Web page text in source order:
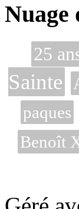
Nuage
25
Sainte
paques
Benoît